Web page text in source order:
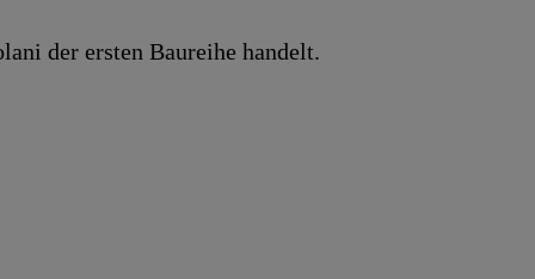
der ersten Baureihe handelt.